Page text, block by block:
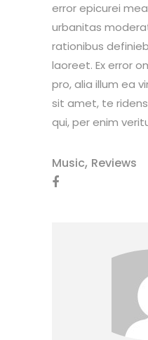
error epicurei
urbanitas
rationibus
laoreet. Ex error
pro, alia illum ea
sit amet, te
qui, per enim
Music, Reviews